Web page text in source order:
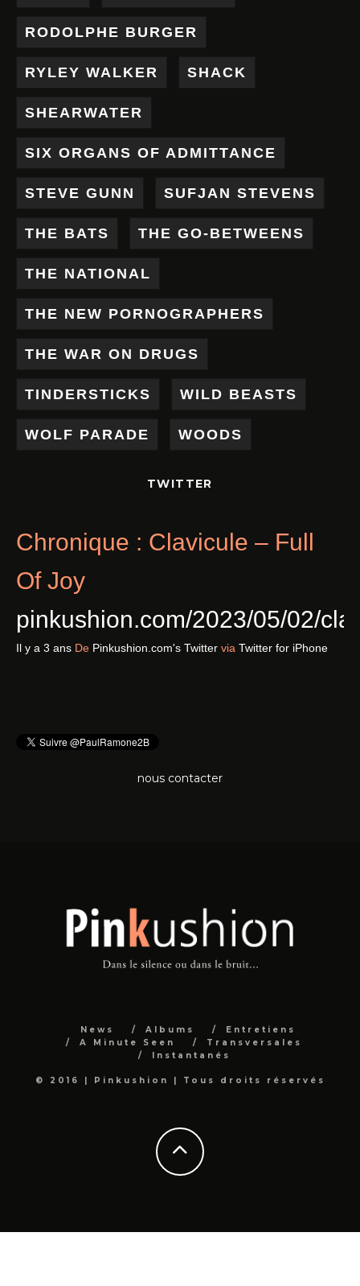
RODOLPHE BURGER
RYLEY WALKER SHACK
SHEARWATER
SIX ORGANS OF ADMITTANCE
STEVE GUNN SUFJAN STEVENS
THE BATS THE GO-BETWEENS
THE NATIONAL
THE NEW PORNOGRAPHERS
THE WAR ON DRUGS
TINDERSTICKS WILD BEASTS
WOLF PARADE WOODS
TWITTER
Chronique : Clavicule – Full
Of Joy
pinkushion.com/2023/05/02/
Il y a 3 ans De Pinkushion.com's Twitter via Twitter for iPhone
nous contacter
News Albums
Entretiens
A Minute Seen
Transversales
Instantanés
© 2016 | Pinkushion | Tous droits réservés